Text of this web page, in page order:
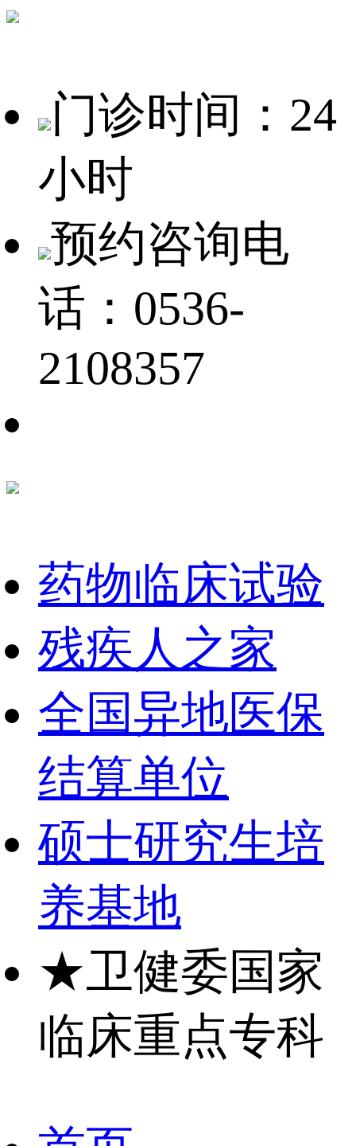
门诊时间：24
小时
预约咨询电
话：0536-
2108357
药物临床试验
残疾人之家
全国异地医保
结算单位
硕士研究生培
养基地
★卫健委国家
临床重点专科